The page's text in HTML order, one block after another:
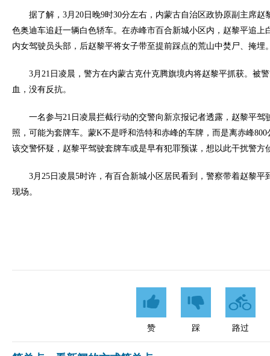
据了解，3月20日晚9时30分左右，内蒙古自治区政协原副主席赵
色奥迪车追赶一辆白色轿车。在赤峰市百合新城小区内，赵黎平追上
内女驾驶员头部，后赵黎平将女子带至提前踩点的荒山中焚尸、掩埋
3月21日凌晨，警方在内蒙古克什克腾旗境内将赵黎平抓获。被警
血，没有反抗。
一名参与21日凌晨拦截行动的交警向新京报记者透露，赵黎平驾
照，可能为套牌车。蒙K不是呼和浩特和赤峰的车牌，而是离赤峰
该交警怀疑，赵黎平驾驶套牌车或是早有犯罪预谋，想以此干扰警方
3月25日凌晨5时许，有百合新城小区居民看到，警察带着赵黎平
现场。
赞 踩 路过